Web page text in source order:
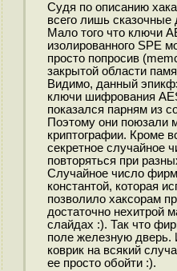
Судя по описанию
всего лишь сказочные
Мало того что ключи
изолированного SPE
просто попросив
закрытой области
Видимо, данный
ключи шифрования
показался парням из
Поэтому они поюзали
криптографии. Кроме
секретное случайное
повторяться при
Случайное число
константой, которая
позволило хаксорам
достаточно нехитрой
слайдах :). Так что
поле железную
коврик на всякий
ее просто обойти :).